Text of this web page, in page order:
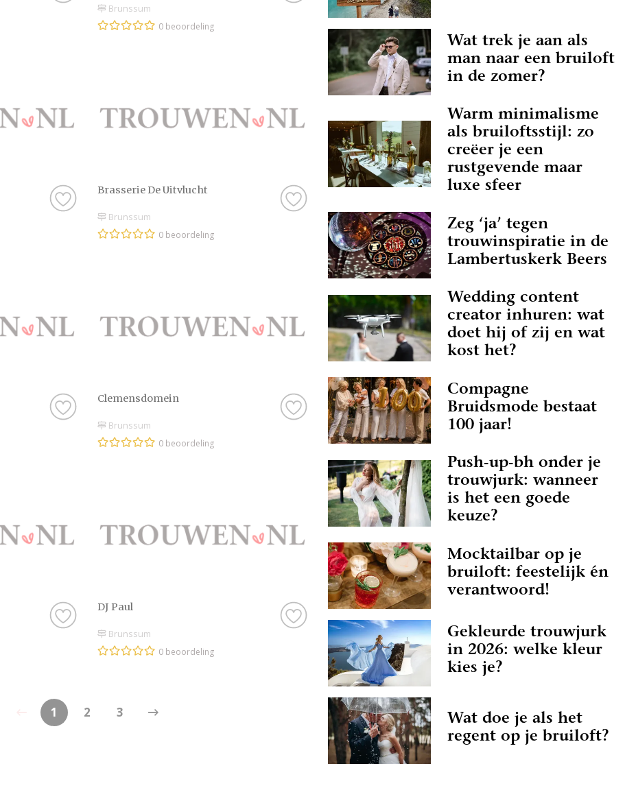
Brunssum
0 beoordeling
Brasserie De Uitvlucht
Brunssum
0 beoordeling
Clemensdomein
Brunssum
0 beoordeling
DJ Paul
Brunssum
0 beoordeling
1 2 3
Wat trek je aan als
man naar een bruiloft
in de zomer?
Warm minimalisme
als bruiloftsstijl: zo
creëer je een
rustgevende maar
luxe sfeer
Zeg ‘ja’ tegen
trouwinspiratie in de
Lambertuskerk Beers
Wedding content
creator inhuren: wat
doet hij of zij en wat
kost het?
Compagne
Bruidsmode bestaat
100 jaar!
Push-up-bh onder je
trouwjurk: wanneer
is het een goede
keuze?
Mocktailbar op je
bruiloft: feestelijk én
verantwoord!
Gekleurde trouwjurk
in 2026: welke kleur
kies je?
Wat doe je als het
regent op je bruiloft?